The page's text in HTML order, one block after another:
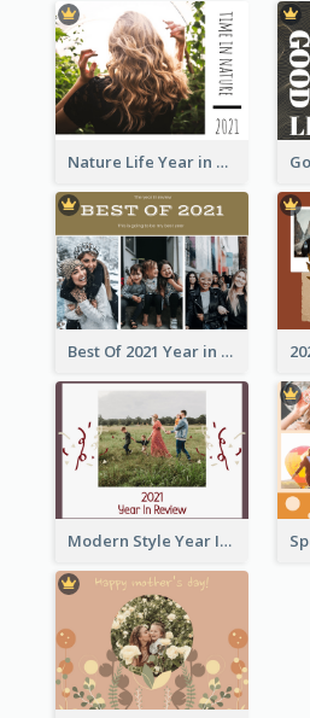
Nature Life Year in Review Photo Book
Best Of 2021 Year in Review Photo Book
Modern Style Year In Review Photo Book